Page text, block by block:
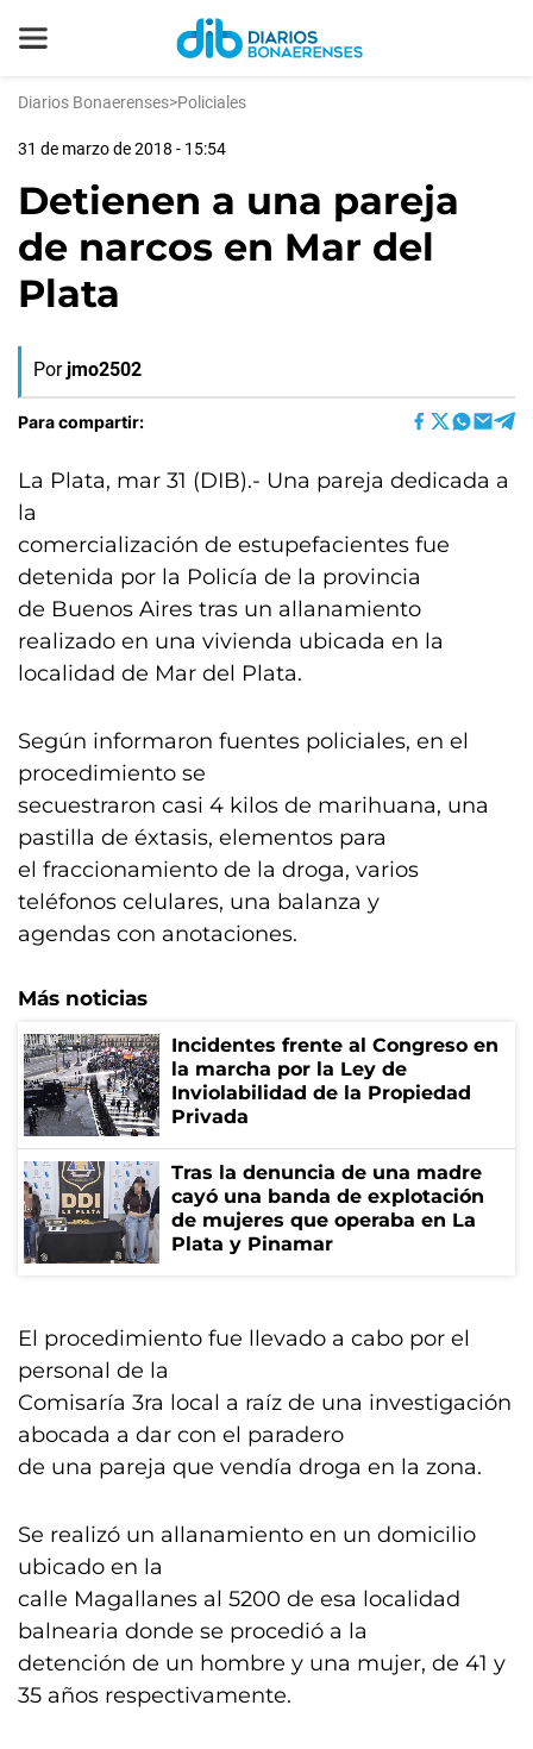
Diarios Bonaerenses>Policiales
31 de marzo de 2018 - 15:54
Detienen a una pareja
de narcos en Mar del
Plata
Por jmo2502
Para compartir:
La Plata, mar 31 (DIB).- Una pareja dedicada a
la
comercialización de estupefacientes fue
detenida por la Policía de la provincia
de Buenos Aires tras un allanamiento
realizado en una vivienda ubicada en la
localidad de Mar del Plata.
Según informaron fuentes policiales, en el
procedimiento se
secuestraron casi 4 kilos de marihuana, una
pastilla de éxtasis, elementos para
el fraccionamiento de la droga, varios
teléfonos celulares, una balanza y
agendas con anotaciones.
Más noticias
Incidentes frente al Congreso en
la marcha por la Ley de
Inviolabilidad de la Propiedad
Privada
Tras la denuncia de una madre
cayó una banda de explotación
de mujeres que operaba en La
Plata y Pinamar
El procedimiento fue llevado a cabo por el
personal de la
Comisaría 3ra local a raíz de una investigación
abocada a dar con el paradero
de una pareja que vendía droga en la zona.
Se realizó un allanamiento en un domicilio
ubicado en la
calle Magallanes al 5200 de esa localidad
balnearia donde se procedió a la
detención de un hombre y una mujer, de 41 y
35 años respectivamente.